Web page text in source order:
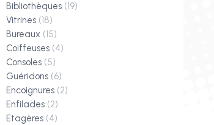
Bibliothèques (19)
Vitrines (18)
Bureaux (15)
Coiffeuses (4)
Consoles (5)
Guéridons (6)
Encoignures (2)
Enfilades (2)
Etagères (4)